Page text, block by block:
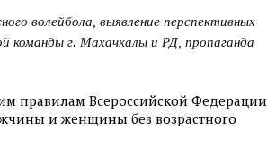
волейбола, выявление перспективных
команды г. Махачкалы и РД, пропаганда
правилам Всероссийской Федерации
и женщины без возрастного